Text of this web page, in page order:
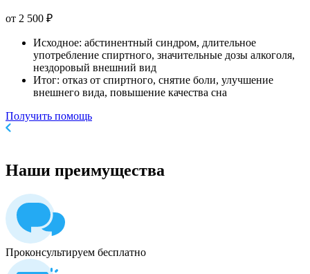
от 2 500 ₽
Исходное: абстинентный синдром, длительное
употребление спиртного, значительные дозы алкоголя,
нездоровый внешний вид
Итог: отказ от спиртного, снятие боли, улучшение
внешнего вида, повышение качества сна
Получить помощь
Наши преимущества
Проконсультируем бесплатно